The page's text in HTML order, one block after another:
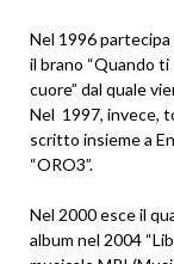
Nel 1996 partecipa
il brano “Quando ti
cuore” dal quale
Nel 1997, invece,
scritto insieme a
“ORO3”.
Nel 2000 esce il
album nel 2004